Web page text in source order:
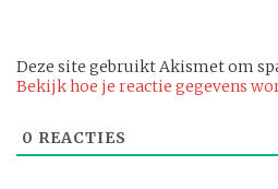
Deze site gebruikt Akismet om
Bekijk hoe je reactie gegevens
0 REACTIES